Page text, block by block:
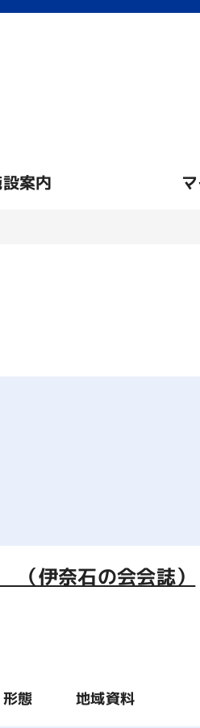
案内
伊奈石の会会誌）
形態 地域資料